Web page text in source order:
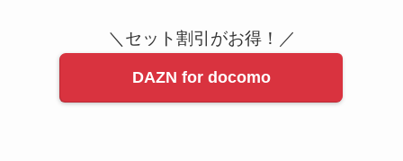
＼セット割引がお得！／
DAZN for docomo